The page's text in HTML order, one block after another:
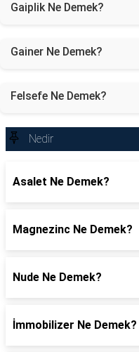
Gaiplik Ne Demek?
Gainer Ne Demek?
Felsefe Ne Demek?
Nedir
Asalet Ne Demek?
Magnezinc Ne Demek?
Nude Ne Demek?
İmmobilizer Ne Demek?